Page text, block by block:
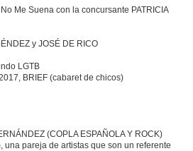
Me Suena con la concursante PATRICIA
y JOSÉ DE RICO
LGTB
BRIEF (cabaret de chicos)
(COPLA ESPAÑOLA Y ROCK)
una pareja de artistas que son un referente